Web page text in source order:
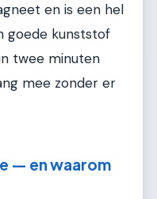
en is een hel
goede kunststof
twee minuten
mee zonder er
— en waarom